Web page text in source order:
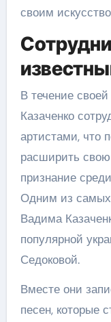
своим
В течение
Казаченко
артистами, что
расширить
признание
Одним из
Вадима
популярной
Седоковой.
Вместе они
песен, которые